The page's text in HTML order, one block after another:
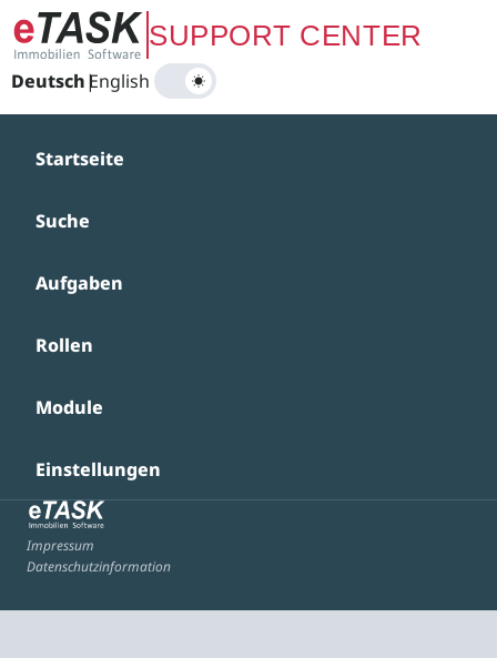
Zum Hauptinhalt springenSUPPORT CENTER
Deutsch|
English
Startseite
Suche
Aufgaben
Rollen
Module
Einstellungen
Impressum
Datenschutzinformation